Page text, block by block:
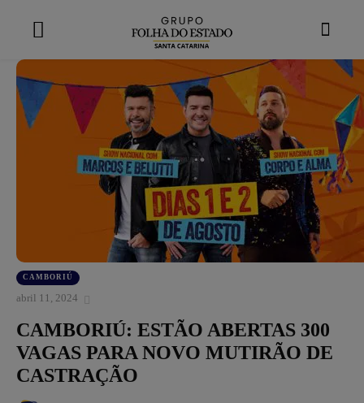
CAMBORIÚ
abril 11, 2024
CAMBORIÚ: ESTÃO ABERTAS 300
VAGAS PARA NOVO MUTIRÃO DE
CASTRAÇÃO